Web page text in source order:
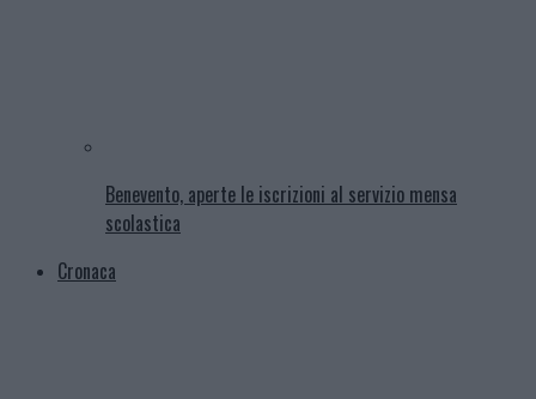
Benevento, aperte le iscrizioni al servizio mensa
scolastica
Cronaca